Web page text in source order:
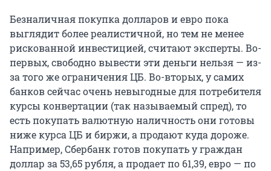
Безналичная покупка долларов и евро пока
выглядит более реалистичной, но тем не менее
рискованной инвестицией, считают эксперты. Во-
первых, свободно вывести эти деньги нельзя — из-
за того же ограничения ЦБ. Во-вторых, у самих
банков сейчас очень невыгодные для потребителя
курсы конвертации (так называемый спред), то
есть покупать валютную наличность они готовы
ниже курса ЦБ и биржи, а продают куда дороже.
Например, Сбербанк готов покупать у граждан
доллар за 53,65 рубля, а продает по 61,39, евро — по